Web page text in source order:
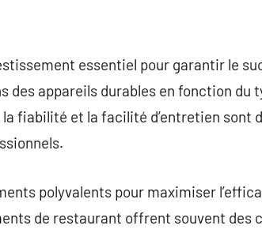
essentiel pour garantir le
appareils durables en fonction du
fiabilité et la facilité d’entretien sont
polyvalents pour maximiser
de restaurant offrent souvent des